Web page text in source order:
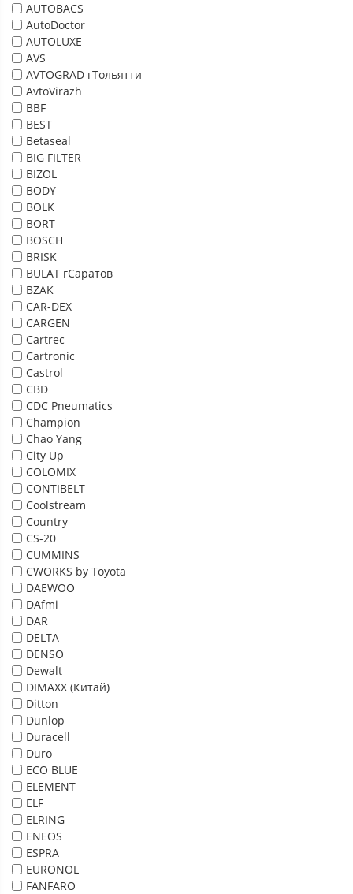
AUTOBACS
AutoDoctor
AUTOLUXE
AVS
AVTOGRAD гТольятти
AvtoVirazh
BBF
BEST
Betaseal
BIG FILTER
BIZOL
BODY
BOLK
BORT
BOSCH
BRISK
BULAT гСаратов
BZAK
CAR-DEX
CARGEN
Cartrec
Cartronic
Castrol
CBD
CDC Pneumatics
Champion
Chao Yang
City Up
COLOMIX
CONTIBELT
Coolstream
Country
CS-20
CUMMINS
CWORKS by Toyota
DAEWOO
DAfmi
DAR
DELTA
DENSO
Dewalt
DIMAXX (Китай)
Ditton
Dunlop
Duracell
Duro
ECO BLUE
ELEMENT
ELF
ELRING
ENEOS
ESPRA
EURONOL
FANFARO